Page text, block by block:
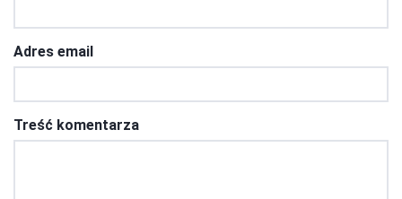
Adres email
Treść komentarza